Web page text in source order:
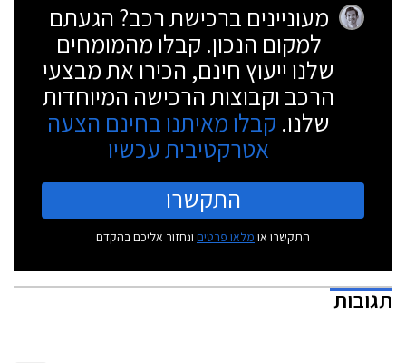
מעוניינים ברכישת רכב? הגעתם
למקום הנכון. קבלו מהמומחים
שלנו ייעוץ חינם, הכירו את מבצעי
הרכב וקבוצות הרכישה המיוחדות
שלנו. קבלו מאיתנו בחינם הצעה
אטרקטיבית עכשיו
התקשרו
התקשרו או מלאו פרטים ונחזור אליכם בהקדם
תגובות